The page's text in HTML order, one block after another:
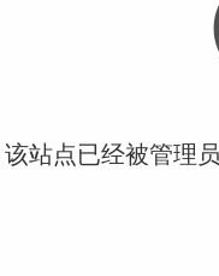
站点已经被管理